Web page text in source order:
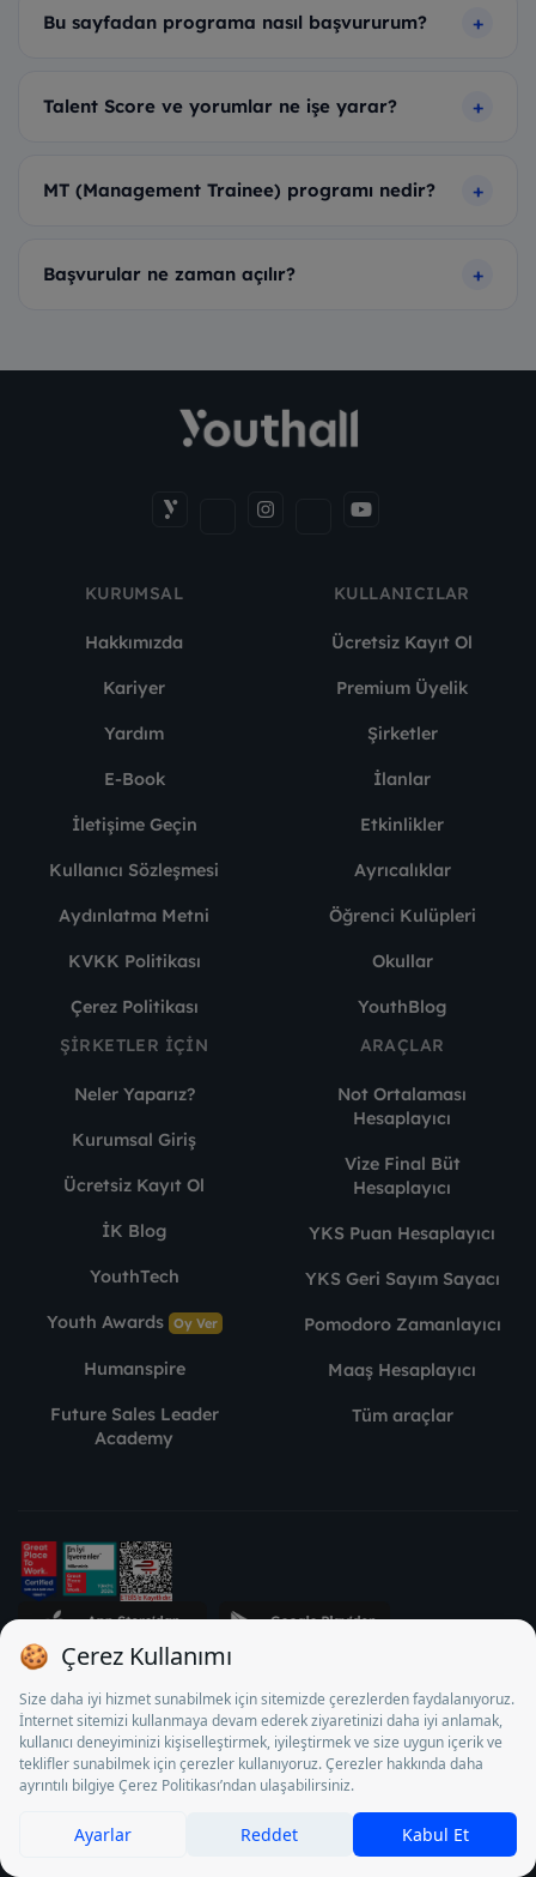
Bu sayfadan programa nasıl başvururum?
Talent Score ve yorumlar ne işe yarar?
MT (Management Trainee) programı nedir?
Başvurular ne zaman açılır?
KURUMSAL
Hakkımızda
Kariyer
Yardım
E-Book
İletişime Geçin
Kullanıcı Sözleşmesi
Aydınlatma Metni
KVKK Politikası
Çerez Politikası
KULLANICILAR
Ücretsiz Kayıt Ol
Premium Üyelik
Şirketler
İlanlar
Etkinlikler
Ayrıcalıklar
Öğrenci Kulüpleri
Okullar
YouthBlog
ŞIRKETLER İÇIN
Neler Yaparız?
Kurumsal Giriş
Ücretsiz Kayıt Ol
İK Blog
YouthTech
Youth Awards Oy Ver
Humanspire
Future Sales Leader
Academy
ARAÇLAR
Not Ortalaması
Hesaplayıcı
Vize Final Büt
Hesaplayıcı
YKS Puan Hesaplayıcı
YKS Geri Sayım Sayacı
Pomodoro Zamanlayıcı
Maaş Hesaplayıcı
Tüm araçlar
STJ İnsan Kaynakları Bilişim ve Danışmanlık A.Ş. Özel İstihdam
Bürosu Olarak 13/05/2025 - 12/05/2028 tarihleri arasında
faaliyette bulunmak üzere, Türkiye İş Kurumu tarafından
18/04/2025 tarih ve 18095710 sayılı karar uyarınca 1078 nolu
belge ile faaliyet göstermektedir. 4904 sayılı kanun uyarınca iş
arayanlardan ücret alınması yasaktır.